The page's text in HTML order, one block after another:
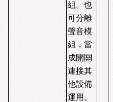
組。也
可分離
聲音模
組，當
成開關
連接其
他設備
運用。